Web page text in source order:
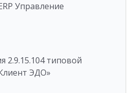
Управление
2.9.15.104 типовой
ЭДО»